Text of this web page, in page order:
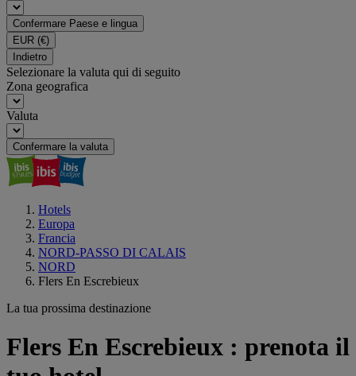
Confermare Paese e lingua
EUR (€)
Indietro
Selezionare la valuta qui di seguito
Zona geografica
Valuta
Confermare la valuta
Hotels
Europa
Francia
NORD-PASSO DI CALAIS
NORD
Flers En Escrebieux
La tua prossima destinazione
Flers En Escrebieux : prenota il